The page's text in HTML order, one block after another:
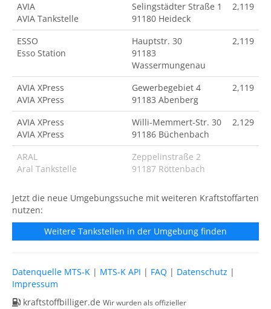
AVIA
AVIA Tankstelle
Selingstädter Straße 1
91180 Heideck
2,119
ESSO
Esso Station
Hauptstr. 30
91183
Wassermungenau
2,119
AVIA XPress
AVIA XPress
Gewerbegebiet 4
91183 Abenberg
2,119
AVIA XPress
AVIA XPress
Willi-Memmert-Str. 30
91186 Büchenbach
2,129
ARAL
Aral Tankstelle
Zeppelinstraße 2
91187 Röttenbach
Jetzt die neue Umgebungssuche mit weiteren Kraftstoffarten
nutzen:
Weitere Tankstellen in der Umgebung finden
Datenquelle MTS-K | MTS-K API | FAQ | Datenschutz |
Impressum
kraftstoffbilliger.de Wir wurden als offizieller